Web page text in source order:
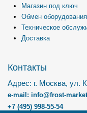
Магазин под ключ
Обмен оборудования
Техническое
Доставка
Контакты
Адрес: г. Москва, ул.
e-mail: info@frost-
+7 (495) 998-55-54